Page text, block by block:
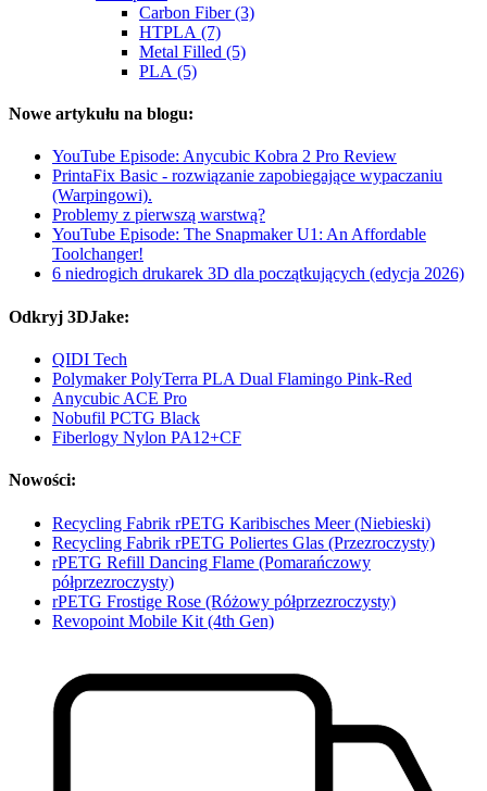
Carbon Fiber (3)
HTPLA (7)
Metal Filled (5)
PLA (5)
Nowe artykułu na blogu:
YouTube Episode: Anycubic Kobra 2 Pro Review
PrintaFix Basic - rozwiązanie zapobiegające wypaczaniu
(Warpingowi).
Problemy z pierwszą warstwą?
YouTube Episode: The Snapmaker U1: An Affordable
Toolchanger!
6 niedrogich drukarek 3D dla początkujących (edycja 2026)
Odkryj 3DJake:
QIDI Tech
Polymaker PolyTerra PLA Dual Flamingo Pink-Red
Anycubic ACE Pro
Nobufil PCTG Black
Fiberlogy Nylon PA12+CF
Nowości:
Recycling Fabrik rPETG Karibisches Meer (Niebieski)
Recycling Fabrik rPETG Poliertes Glas (Przezroczysty)
rPETG Refill Dancing Flame (Pomarańczowy
półprzezroczysty)
rPETG Frostige Rose (Różowy półprzezroczysty)
Revopoint Mobile Kit (4th Gen)